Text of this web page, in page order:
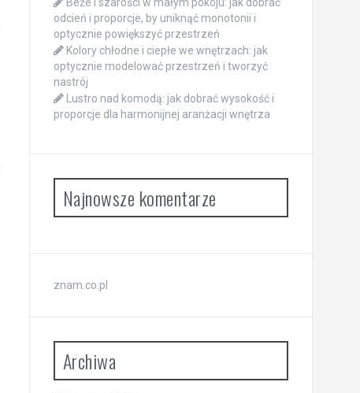
odcień i proporcje, by uniknąć monotonii i
optycznie powiększyć przestrzeń
Kolory chłodne i ciepłe we wnętrzach: jak
optycznie modelować przestrzeń i tworzyć
nastrój
Lustro nad komodą: jak dobrać wysokość i
proporcje dla harmonijnej aranżacji wnętrza
Najnowsze komentarze
znam.co.pl
Archiwa